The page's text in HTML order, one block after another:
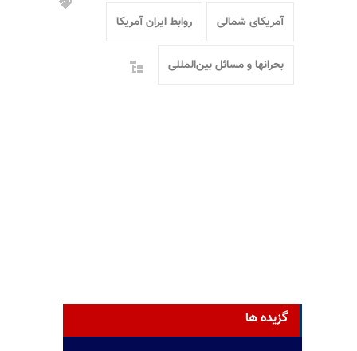
آمریکای شمالی روابط ایران آمریکا
بحرانها و مسائل بین‌المللی
گزیده ها